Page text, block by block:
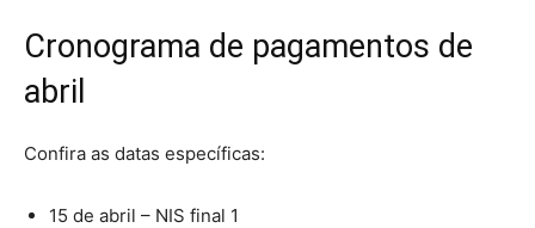
Cronograma de pagamentos de
abril
Confira as datas específicas:
15 de abril – NIS final 1